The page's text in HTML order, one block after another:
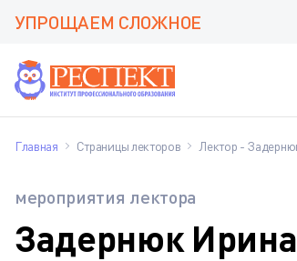
УПРОЩАЕМ СЛОЖНОЕ
Главная Страницы лекторов Лектор -
мероприятия лектора
Задернюк